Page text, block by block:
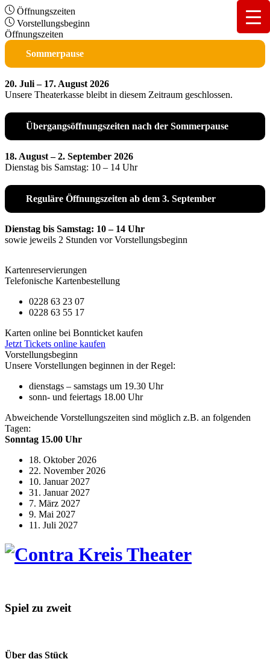
Öffnungszeiten
Vorstellungsbeginn
Öffnungszeiten
Sommerpause
20. Juli – 17. August 2026
Unsere Theaterkasse bleibt in diesem Zeitraum geschlossen.
Übergangsöffnungszeiten nach der Sommerpause
18. August – 2. September 2026
Dienstag bis Samstag: 10 – 14 Uhr
Reguläre Öffnungszeiten ab dem 3. September
Dienstag bis Samstag: 10 – 14 Uhr
sowie jeweils 2 Stunden vor Vorstellungsbeginn
Kartenreservierungen
Telefonische Kartenbestellung
0228 63 23 07
0228 63 55 17
Karten online bei Bonnticket kaufen
Jetzt Tickets online kaufen
Vorstellungsbeginn
Unsere Vorstellungen beginnen in der Regel:
dienstags – samstags um 19.30 Uhr
sonn- und feiertags 18.00 Uhr
Abweichende Vorstellungszeiten sind möglich z.B. an folgenden
Tagen:
Sonntag 15.00 Uhr
18. Oktober 2026
22. November 2026
10. Januar 2027
31. Januar 2027
7. März 2027
9. Mai 2027
11. Juli 2027
Spiel zu zweit
Über das Stück